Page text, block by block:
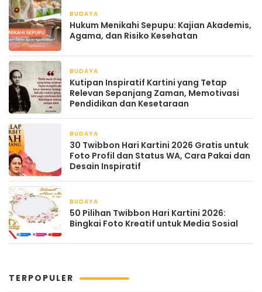
BUDAYA
Hukum Menikahi Sepupu: Kajian Akademis,
Agama, dan Risiko Kesehatan
BUDAYA
Kutipan Inspiratif Kartini yang Tetap
Relevan Sepanjang Zaman, Memotivasi
Pendidikan dan Kesetaraan
BUDAYA
30 Twibbon Hari Kartini 2026 Gratis untuk
Foto Profil dan Status WA, Cara Pakai dan
Desain Inspiratif
BUDAYA
50 Pilihan Twibbon Hari Kartini 2026:
Bingkai Foto Kreatif untuk Media Sosial
TERPOPULER